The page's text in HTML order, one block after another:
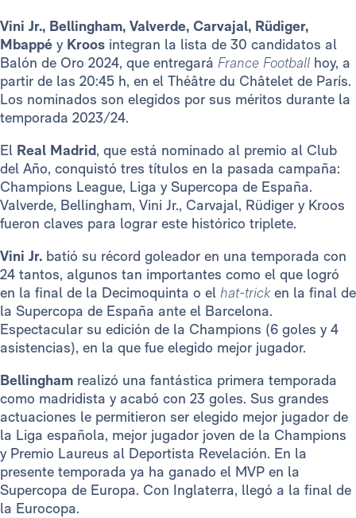
Vini Jr., Bellingham, Valverde, Carvajal, Rüdiger,
Mbappé y Kroos integran la lista de 30 candidatos al
Balón de Oro 2024, que entregará France Football hoy, a
partir de las 20:45 h, en el Théâtre du Châtelet de París.
Los nominados son elegidos por sus méritos durante la
temporada 2023/24.
El Real Madrid, que está nominado al premio al Club
del Año, conquistó tres títulos en la pasada campaña:
Champions League, Liga y Supercopa de España.
Valverde, Bellingham, Vini Jr., Carvajal, Rüdiger y Kroos
fueron claves para lograr este histórico triplete.
Vini Jr. batió su récord goleador en una temporada con
24 tantos, algunos tan importantes como el que logró
en la final de la Decimoquinta o el hat-tricken la final de
la Supercopa de España ante el Barcelona.
Espectacular su edición de la Champions (6 goles y 4
asistencias), en la que fue elegido mejor jugador.
Bellingham realizó una fantástica primera temporada
como madridista y acabó con 23 goles. Sus grandes
actuaciones le permitieron ser elegido mejor jugador de
la Liga española, mejor jugador joven de la Champions
y Premio Laureus al Deportista Revelación. En la
presente temporada ya ha ganado el MVP en la
Supercopa de Europa. Con Inglaterra, llegó a la final de
la Eurocopa.